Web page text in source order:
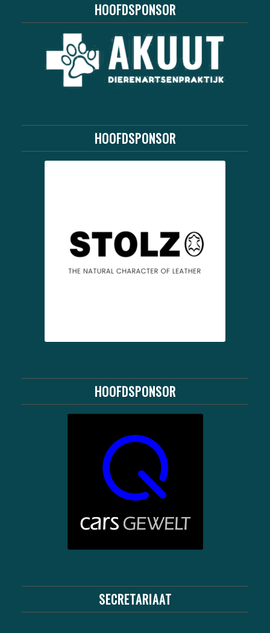
HOOFDSPONSOR
HOOFDSPONSOR
HOOFDSPONSOR
SECRETARIAAT